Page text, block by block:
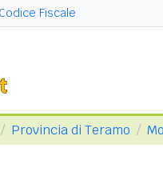
Fiscale
Provincia di Teramo